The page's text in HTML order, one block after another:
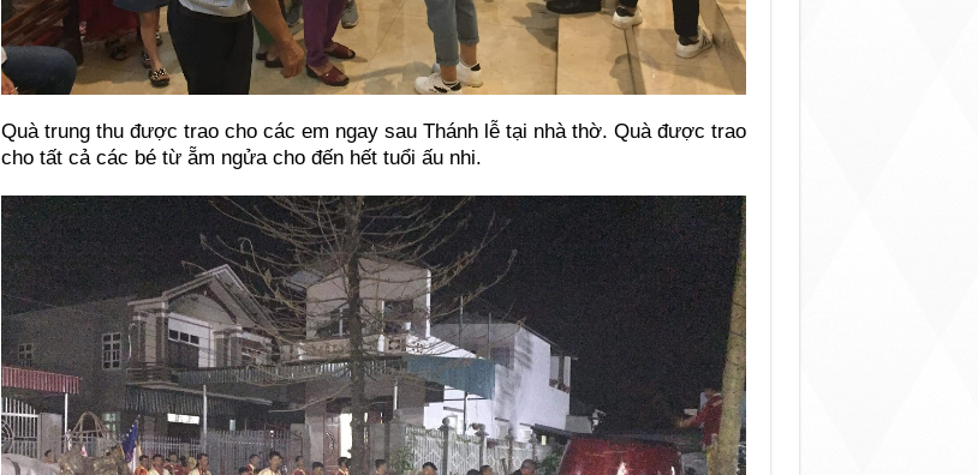
Quà trung thu được trao cho các em ngay sau Thánh lễ tại nhà thờ. Quà được trao
cho tất cả các bé từ ẵm ngửa cho đến hết tuổi ấu nhi.